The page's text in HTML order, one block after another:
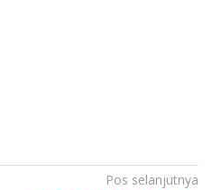
Pos selanjutnya